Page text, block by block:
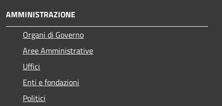
AMMINISTRAZIONE
Organi di Governo
Aree Amministrative
Uffici
Enti e fondazioni
Politici